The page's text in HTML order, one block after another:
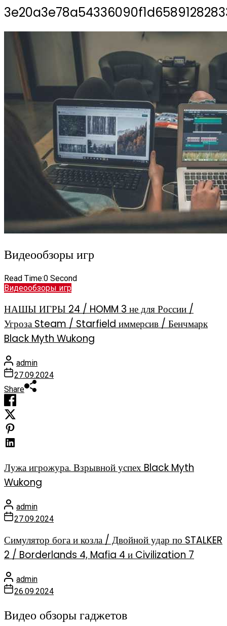
Видеообзоры игр
Read Time:0 Second
Видеообзоры игр
НАШЫ ИГРЫ 24 / HOMM 3 не для России /
Угроза Steam / Starfield иммерсив / Бенчмарк
Black Myth Wukong
admin
27.09.2024
Share
Лужа игрожура. Взрывной успех Black Myth
Wukong
admin
27.09.2024
Симулятор бога и козла / Двойной удар по STALKER
2 / Borderlands 4, Mafia 4 и Civilization 7
admin
26.09.2024
Видео обзоры гаджетов